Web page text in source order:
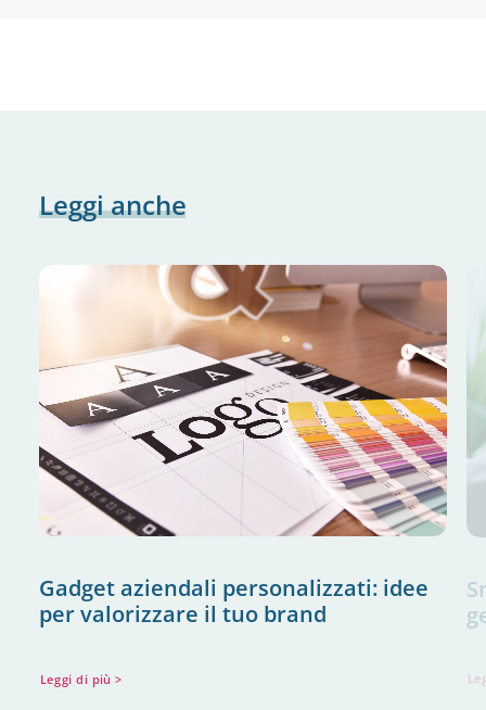
Leggianche
Gadget aziendali personalizzati: idee
per valorizzare il tuo brand
Leggi di più >